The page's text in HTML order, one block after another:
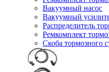
Вакуумный насос
Вакуумный
Распределитель
Ремкомплект
Скоба тормозного